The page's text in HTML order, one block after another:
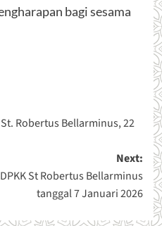
bagi sesama
Robertus Bellarminus, 22
Next:
St Robertus Bellarminus
tanggal 7 Januari 2026